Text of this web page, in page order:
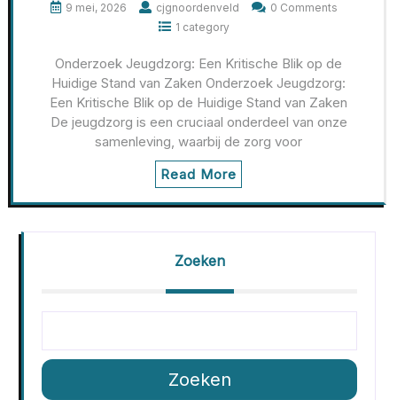
9 mei, 2026 cjgnoordenveld
0 Comments
1 category
Onderzoek Jeugdzorg: Een Kritische Blik op de
Huidige Stand van Zaken Onderzoek Jeugdzorg:
Een Kritische Blik op de Huidige Stand van Zaken
De jeugdzorg is een cruciaal onderdeel van onze
samenleving, waarbij de zorg voor
Read More
Zoeken
Zoeken